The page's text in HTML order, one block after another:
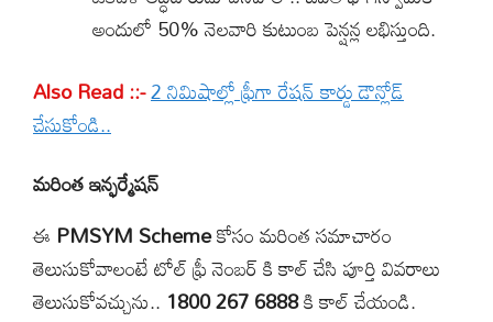
అందులో 50% నెలవారి కుటుంబ పెన్షన్ల లభిస్తుంది.
Also Read ::-2 నిమిషాల్లో ఫ్రీగా రేషన్ కార్డు డౌన్లోడ్
చేసుకోండి..
మరింత ఇన్ఫర్మేషన్
ఈ PMSYM Schemeకోసం మరింత సమాచారం
తెలుసుకోవాలంటే టోల్ ఫ్రీ నెంబర్ కి కాల్ చేసి పూర్తి వివరాలు
తెలుసుకోవచ్చును.. 1800 267 6888కి కాల్ చేయండి.